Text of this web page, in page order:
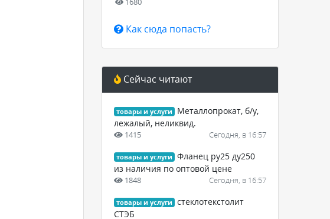
Как сюда попасть?
Сейчас читают
товары и услуги
Металлопрокат, б/у,
лежалый, неликвид.
1415 Сегодня, в 16:57
товары и услуги
Фланец ру25 ду250
из наличия по оптовой цене
1848 Сегодня, в 16:57
товары и услуги
стеклотекстолит
СТЭБ